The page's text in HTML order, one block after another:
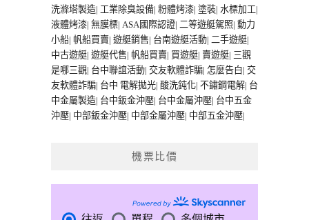
洗滌塔製造| 工業除臭設備| 粉體烤漆| 塗裝| 水標加工|
液體烤漆| 無膜標| ASA國際認證| 二等遊艇駕照| 動力
小船| 帆船買賣| 遊艇銷售| 台南遊艇活動| 二手遊艇|
中古遊艇| 遊艇代售| 帆船買賣| 買遊艇| 賣遊艇| 三觀
是哪三觀| 台中聯誼活動| 交友軟體詐騙| 怎麼告白| 交
友軟體詐騙| 台中 電解拋光| 酸洗鈍化| 不鏽鋼電解| 台
中金屬製造| 台中鈑金沖壓| 台中金屬沖壓| 台中五金
沖壓| 中部鈑金沖壓| 中部金屬沖壓| 中部五金沖壓|
機票比價